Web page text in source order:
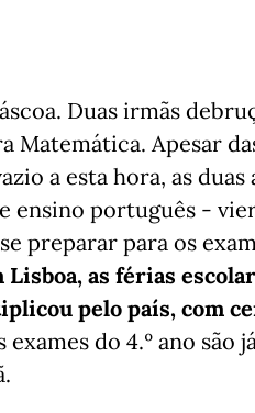
Duas irmãs
Matemática. Apesar
a esta hora, as
ensino português -
preparar para os
Lisboa, as férias
pelo país, com
do 4.º ano são